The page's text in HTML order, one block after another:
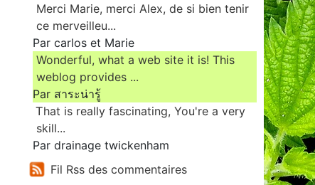
Merci Marie, merci Alex, de si bien tenir
ce merveilleu...
Par carlos et Marie
Wonderful, what a web site it is! This
weblog provides ...
Par สาระน่ารู้
Ꭲhat is really fascinating, You'rе a very
skill...
Par drainage twickenham
Fil Rss des commentaires